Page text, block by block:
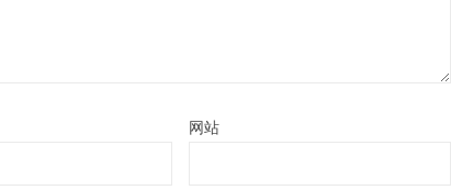
网站